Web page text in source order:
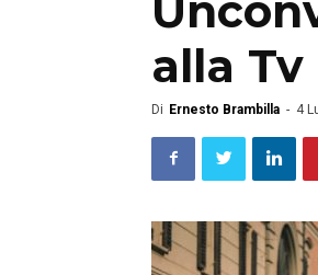
alla Tv
Di Ernesto Brambilla - 4